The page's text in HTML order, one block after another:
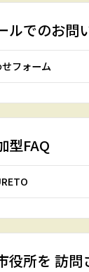
ルでのお問
フォーム
型FAQ
役所を 訪問